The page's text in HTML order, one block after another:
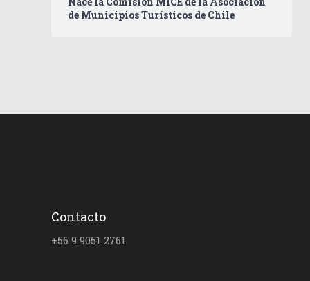
de Municipios Turísticos de Chile
Contacto
+56 9 9051 2761